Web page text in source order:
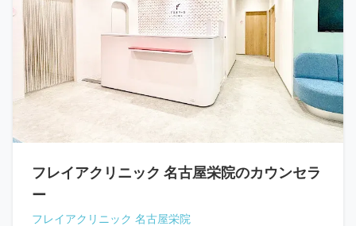
フレイアクリニック 名古屋栄院のカウンセラ
ー
フレイアクリニック 名古屋栄院